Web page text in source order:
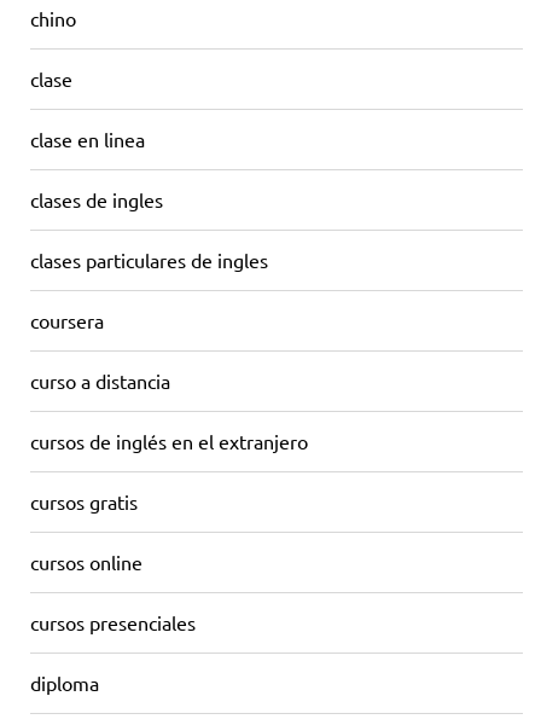
chino
clase
clase en linea
clases de ingles
clases particulares de ingles
coursera
curso a distancia
cursos de inglés en el extranjero
cursos gratis
cursos online
cursos presenciales
diploma